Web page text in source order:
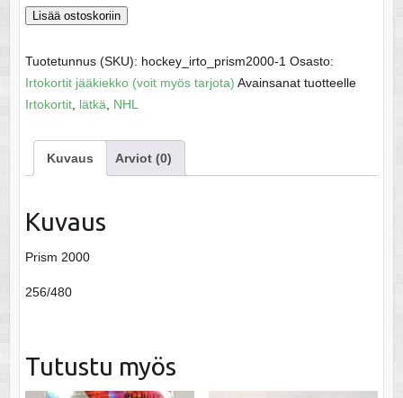
Herbert,
-
NHL
2000
Lisää ostoskoriin
Tuotetunnus (SKU): hockey_irto_prism2000-1 Osasto:
Irtokortit jääkiekko (voit myös tarjota) Avainsanat tuotteelle
Irtokortit, lätkä NHL
Kuvaus Arviot (0)
Kuvaus
Prism 2000
256/480
Tutustu myös